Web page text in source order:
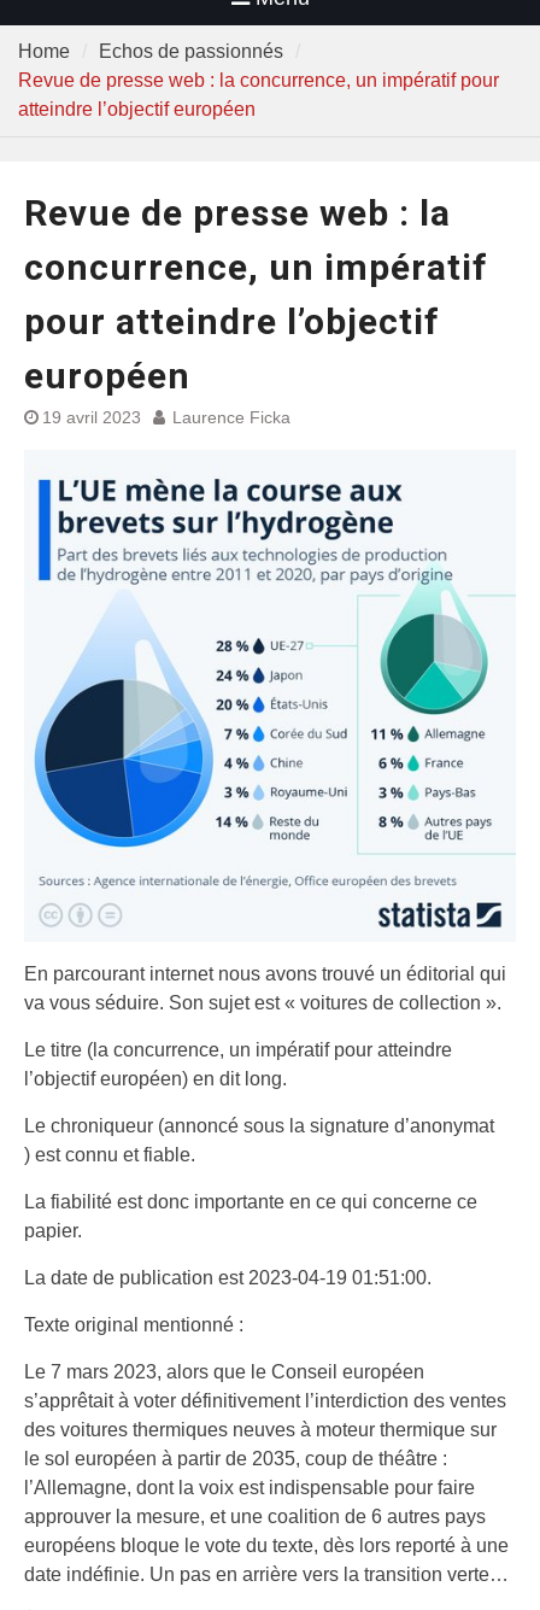
Home
Echos de passionnés
Revue de presse web : la concurrence, un impératif pour
atteindre l’objectif européen
Revue de presse web : la
concurrence, un impératif
pour atteindre l’objectif
européen
19 avril 2023 Laurence Ficka
En parcourant internet nous avons trouvé un éditorial qui
va vous séduire. Son sujet est « voitures de collection ».
Le titre (la concurrence, un impératif pour atteindre
l’objectif européen) en dit long.
Le chroniqueur (annoncé sous la signature d’anonymat
) est connu et fiable.
La fiabilité est donc importante en ce qui concerne ce
papier.
La date de publication est 2023-04-19 01:51:00.
Texte original mentionné :
Le 7 mars 2023, alors que le Conseil européen
s’apprêtait à voter définitivement l’interdiction des ventes
des voitures thermiques neuves à moteur thermique sur
le sol européen à partir de 2035, coup de théâtre :
l’Allemagne, dont la voix est indispensable pour faire
approuver la mesure, et une coalition de 6 autres pays
européens bloque le vote du texte, dès lors reporté à une
date indéfinie. Un pas en arrière vers la transition verte…